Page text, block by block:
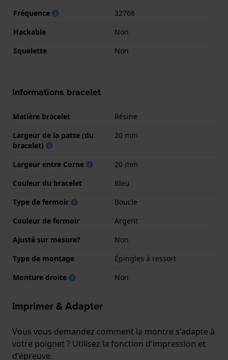
Fréquence
32768
Hackable
Non
Squelette
Non
Informations bracelet
Matière bracelet
Résine
Largeur de la patte (du
bracelet)
20 mm
Largeur entre Corne
20 mm
Couleur du bracelet
Bleu
Type de fermoir
Boucle
Couleur de fermoir
Argent
Ajusté sur mesure?
Non
Type de montage
Épingles à ressort
Monture droite
Non
Imprimer & Adapter
Vous vous demandez comment la montre s'adapte à
votre poignet ? Utilisez la fonction d'impression et
d'épreuve.